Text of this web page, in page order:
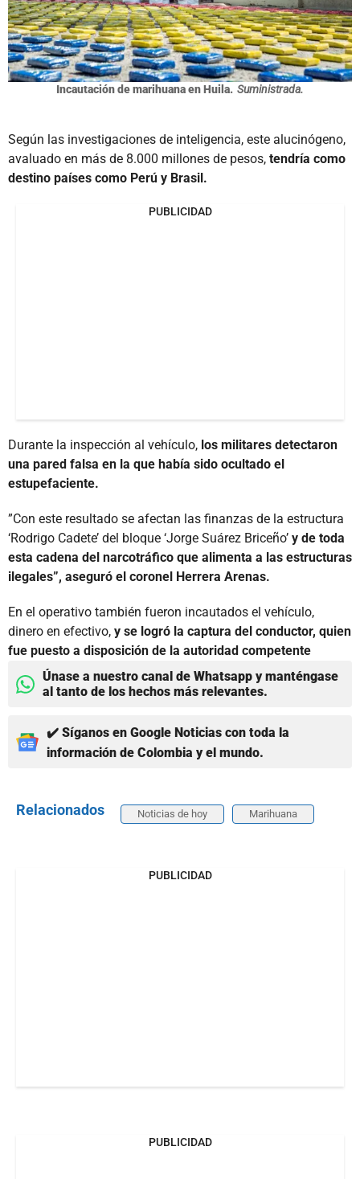
Incautación de marihuana en Huila. Suministrada.
Según las investigaciones de inteligencia, este alucinógeno,
avaluado en más de 8.000 millones de pesos, tendría como
destino países como Perú y Brasil.
PUBLICIDAD
Durante la inspección al vehículo, los militares detectaron
una pared falsa en la que había sido ocultado el
estupefaciente.
”Con este resultado se afectan las finanzas de la estructura
‘Rodrigo Cadete’ del bloque ‘Jorge Suárez Briceño’ y de toda
esta cadena del narcotráfico que alimenta a las estructuras
ilegales”, aseguró el coronel Herrera Arenas.
En el operativo también fueron incautados el vehículo,
dinero en efectivo, y se logró la captura del conductor, quien
fue puesto a disposición de la autoridad competente
Únase a nuestro canal de Whatsapp y manténgase
al tanto de los hechos más relevantes.
✔️ Síganos en Google Noticias con toda la
información de Colombia y el mundo.
Relacionados Noticias de hoy Marihuana
PUBLICIDAD
PUBLICIDAD